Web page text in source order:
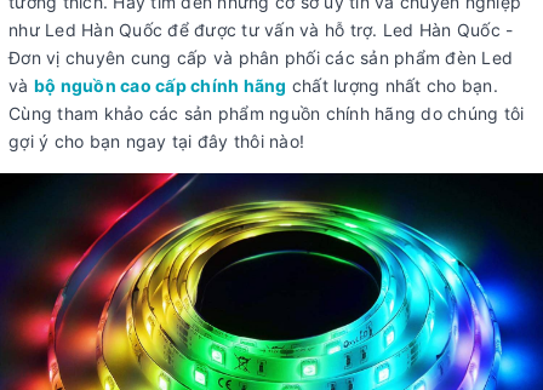
như Led Hàn Quốc để được tư vấn và hỗ trợ. Led Hàn Quốc -
Đơn vị chuyên cung cấp và phân phối các sản phẩm đèn Led
và bộ nguồn cao cấp chính hãng chất lượng nhất cho bạn.
Cùng tham khảo các sản phẩm nguồn chính hãng do chúng tôi
gợi ý cho bạn ngay tại đây thôi nào!